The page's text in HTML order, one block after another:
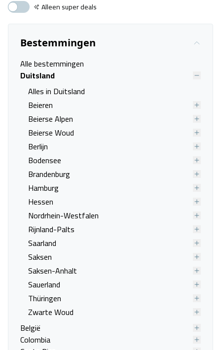
Alleen super deals
Bestemmingen
Alle bestemmingen
België
Colombia
Duitsland
Alles in Duitsland
Beieren
Beierse Alpen
Beierse Woud
Berlijn
Bodensee
Brandenburg
Hamburg
Hessen
Nordrhein-Westfalen
Rijnland-Palts
Saarland
Saksen
Saksen-Anhalt
Sauerland
Thüringen
Zwarte Woud
Last minute naar Schloß
Holte-Stukenbrock
Schmallenberg
Last minute naar Siegen
Last minute naar Wenden-
Brün
Last minute naar Wesel
Last minute naar Wesseling
Last minute naar
Willebadessen
Last minute naar Wuppertal
Last minute naar Andernach
Last minute naar Boppard
Last minute naar Kestert
Last minute naar Lahnstein
Last minute naar Rüdesheim
Last minute naar St. Goar
Last minute naar Altenahr
Last minute naar Bad Bertrich
Last minute naar Bad Breisig
Last minute naar Bad
Neuenahr
Last minute naar Bendorf
Last minute naar Bingen
Last minute naar Ediger-Eller
Last minute naar Fleringen
Last minute naar Gillenfeld
Last minute naar Kyllburg
Last minute naar Landau in der
Last minute naar Mainz
Last minute naar Bexbach
Last minute naar Bosen
Last minute naar Gersheim